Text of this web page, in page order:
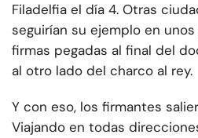
Filadelfia el día 4. Otras
seguirían su ejemplo en
firmas pegadas al final del
al otro lado del charco al rey.
Y con eso, los firmantes
Viajando en todas